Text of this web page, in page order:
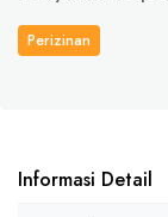
Perizinan
Informasi Detail